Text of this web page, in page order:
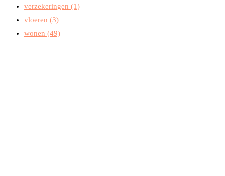
verzekeringen (1)
vloeren (3)
wonen (49)